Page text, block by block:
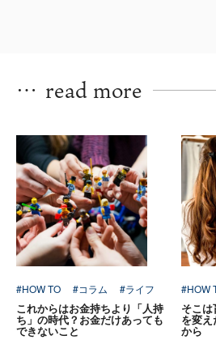
… read more
#HOW TO #コラム #ライフ
これからはお金持ちより「人持
ち」の時代？お金だけあっても
できないこと
#HOW
そこは
を変
から